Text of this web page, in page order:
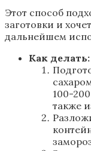
Этот способ
заготовки и
дальнейшем
Как делать:
100-
также